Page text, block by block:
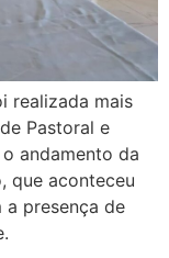
realizada mais
Pastoral e
andamento da
que aconteceu
presença de